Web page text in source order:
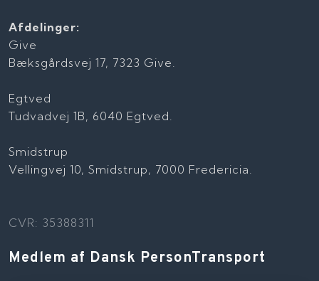
Afdelinger:
Give
Bæksgårdsvej 17, 7323 Give.
Egtved
Tudvadvej 1B, 6040 Egtved.
Smidstrup
Vellingvej 10, Smidstrup, 7000 Fredericia.
CVR: 35388311
Medlem af Dansk PersonTransport